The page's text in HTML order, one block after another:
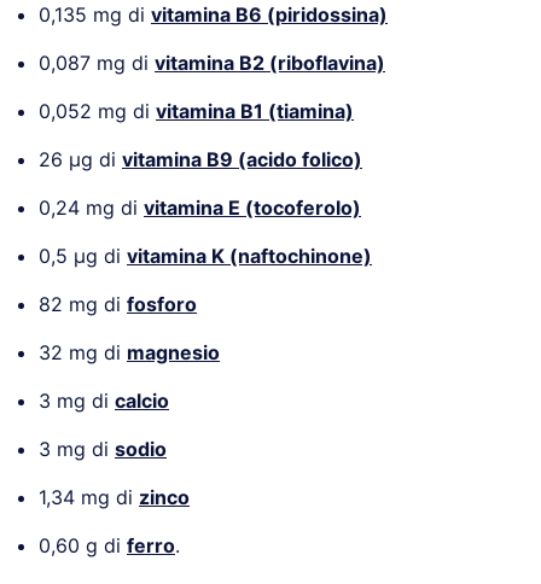
0,135 mg di vitamina B6 (piridossina)
0,087 mg di vitamina B2 (riboflavina)
0,052 mg di vitamina B1 (tiamina)
26 µg di vitamina B9 (acido folico)
0,24 mg di vitamina E (tocoferolo)
0,5 µg di vitamina K (naftochinone)
82 mg di fosforo
32 mg di magnesio
3 mg di calcio
3 mg di sodio
1,34 mg di zinco
0,60 g di ferro.